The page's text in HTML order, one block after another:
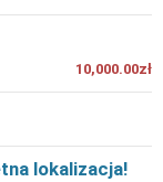
10,000.00zł
lokalizacja!